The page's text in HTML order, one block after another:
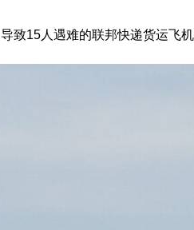
致15人遇难的联邦快递货运飞